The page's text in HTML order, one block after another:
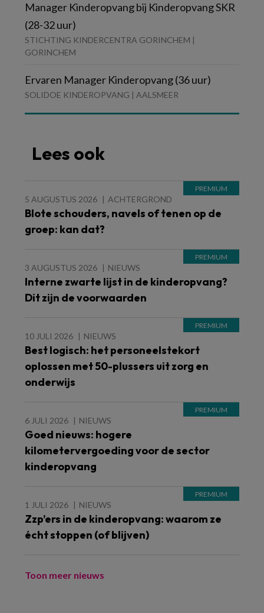
Manager Kinderopvang bij Kinderopvang SKR
(28-32 uur)
STICHTING KINDERCENTRA GORINCHEM |
GORINCHEM
Ervaren Manager Kinderopvang (36 uur)
SOLIDOE KINDEROPVANG | AALSMEER
Lees ook
5 AUGUSTUS 2026 ACHTERGROND
Blote schouders, navels of tenen op de
groep: kan dat?
3 AUGUSTUS 2026 NIEUWS
Interne zwarte lijst in de kinderopvang?
Dit zijn de voorwaarden
10 JULI 2026 NIEUWS
Best logisch: het personeelstekort
oplossen met 50-plussers uit zorg en
onderwijs
6 JULI 2026 NIEUWS
Goed nieuws: hogere
kilometervergoeding voor de sector
kinderopvang
1 JULI 2026 NIEUWS
Zzp’ers in de kinderopvang: waarom ze
écht stoppen (of blijven)
Toon meer nieuws